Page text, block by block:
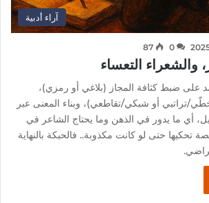
آراء أدبية
0
87
والشعراء التعساء
على ضبط كثافة المجاز (بلاغي أو رمزي)،
تراتبي أو شبكي/تقاطعي)، وبناء المعنى عبر
أي ما يدور في الذهن وما يحتاج الشاعر في
تحكيها حتى لو كانت مكذوبة.. فالحبكة بالنهاية